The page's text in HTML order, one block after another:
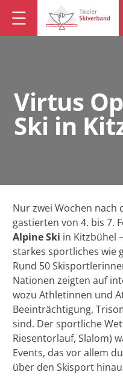
Virtus
Ski in
Nur zwei Wochen nach
gastierten von 4. bis 7.
Alpine Ski in Kitzbühel
starkes sportliches wie
Rund 50
Nationen zeigten auf
wozu Athletinnen und
Beeinträchtigung,
sind. Der sportliche
Riesentorlauf, Slalom)
Events, das vor allem
über den Skisport